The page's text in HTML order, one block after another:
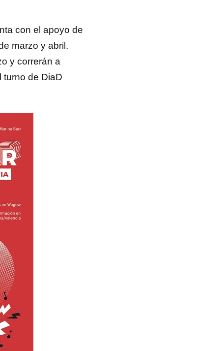
con el apoyo de
marzo y abril.
y correrán a
turno de DiaD